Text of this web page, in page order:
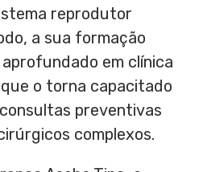
reprodutor
a sua formação
em clínica
o torna capacitado
preventivas
complexos.